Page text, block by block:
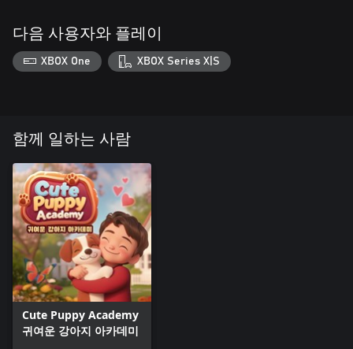
다음 사용자와 플레이
XBOX One XBOX Series X|S
함께 일하는 사람
Cute Puppy Academy
귀여운 강아지 아카데미